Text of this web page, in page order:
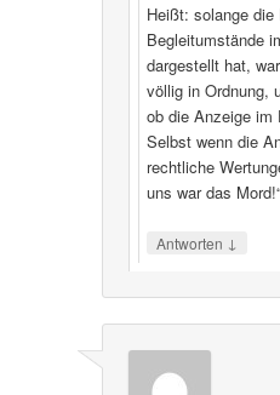
Heißt: solange
Begleitumstände
dargestellt hat,
völlig in Ordnung,
ob die Anzeige im
Selbst wenn die
rechtliche
uns war das
Antworten ↓